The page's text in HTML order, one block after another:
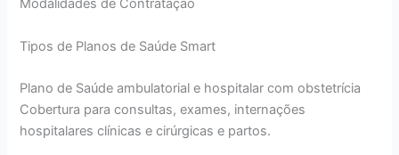
Modalidades de Contratação
Tipos de Planos de Saúde Smart
Plano de Saúde ambulatorial e hospitalar com obstetrícia
Cobertura para consultas, exames, internações
hospitalares clínicas e cirúrgicas e partos.